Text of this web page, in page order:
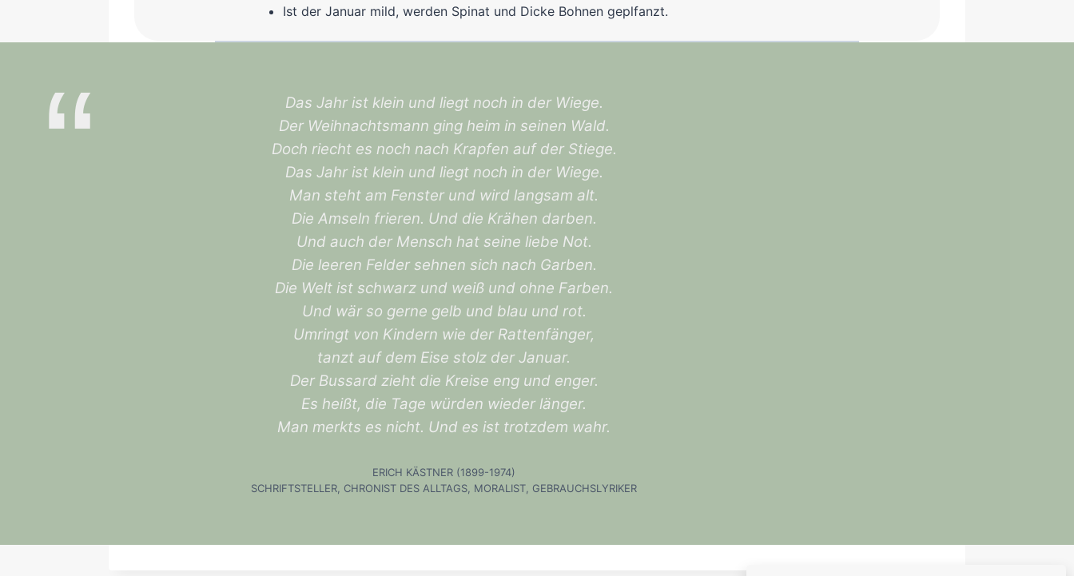
Ist der Januar mild, werden Spinat und Dicke Bohnen geplfanzt.
Das Jahr ist klein und liegt noch in der Wiege.
Der Weihnachtsmann ging heim in seinen Wald.
Doch riecht es noch nach Krapfen auf der Stiege.
Das Jahr ist klein und liegt noch in der Wiege.
Man steht am Fenster und wird langsam alt.
Die Amseln frieren. Und die Krähen darben.
Und auch der Mensch hat seine liebe Not.
Die leeren Felder sehnen sich nach Garben.
Die Welt ist schwarz und weiß und ohne Farben.
Und wär so gerne gelb und blau und rot.
Umringt von Kindern wie der Rattenfänger,
tanzt auf dem Eise stolz der Januar.
Der Bussard zieht die Kreise eng und enger.
Es heißt, die Tage würden wieder länger.
Man merkts es nicht. Und es ist trotzdem wahr.
ERICH KÄSTNER (1899-1974)
SCHRIFTSTELLER, CHRONIST DES ALLTAGS, MORALIST, GEBRAUCHSLYRIKER